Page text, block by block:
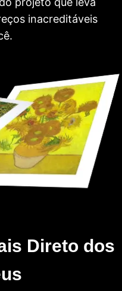
inacreditáveis
Direto dos